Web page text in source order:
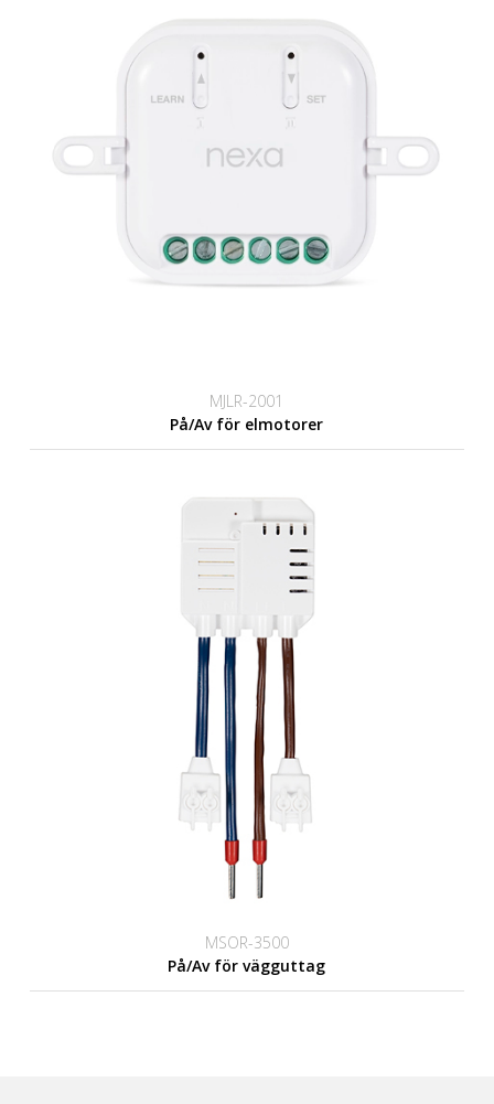
MJLR-2001
På/Av för elmotorer
MSOR-3500
På/Av för vägguttag